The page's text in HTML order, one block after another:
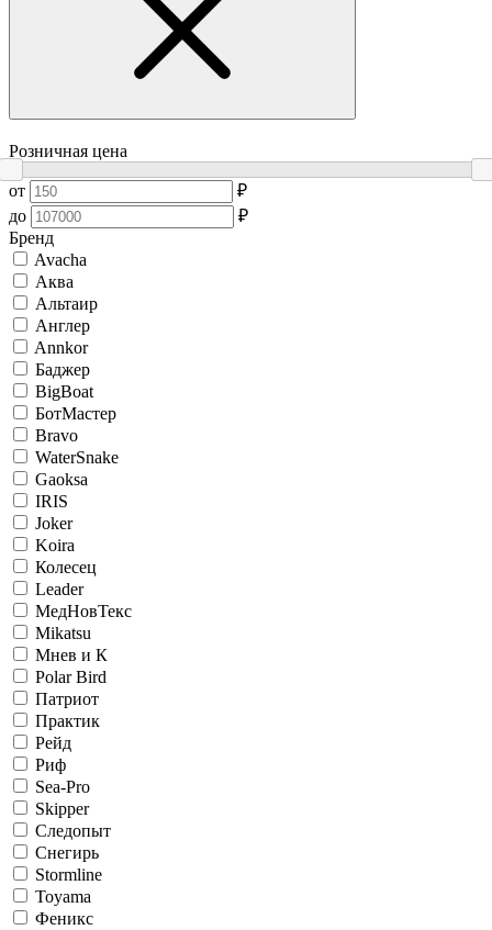
Розничная цена
от
₽
до
₽
Бренд
Avacha
Аква
Альтаир
Англер
Annkor
Баджер
BigBoat
БотМастер
Bravo
WaterSnake
Gaoksa
IRIS
Joker
Koira
Колесец
Leader
МедНовТекс
Mikatsu
Мнев и К
Polar Bird
Патриот
Практик
Рейд
Риф
Sea-Pro
Skipper
Следопыт
Снегирь
Stormline
Toyama
Феникс